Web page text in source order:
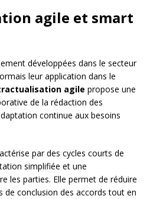
agile et smart
développées dans le secteur
leur application dans le
agile propose une
de la rédaction des
continue aux besoins
par des cycles courts de
simplifiée et une
les parties. Elle permet de réduire
de conclusion des accords tout en